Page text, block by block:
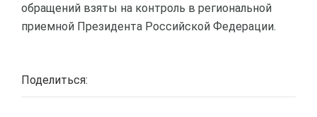
обращений взяты на контроль в региональной
приемной Президента Российской Федерации.
Поделиться: